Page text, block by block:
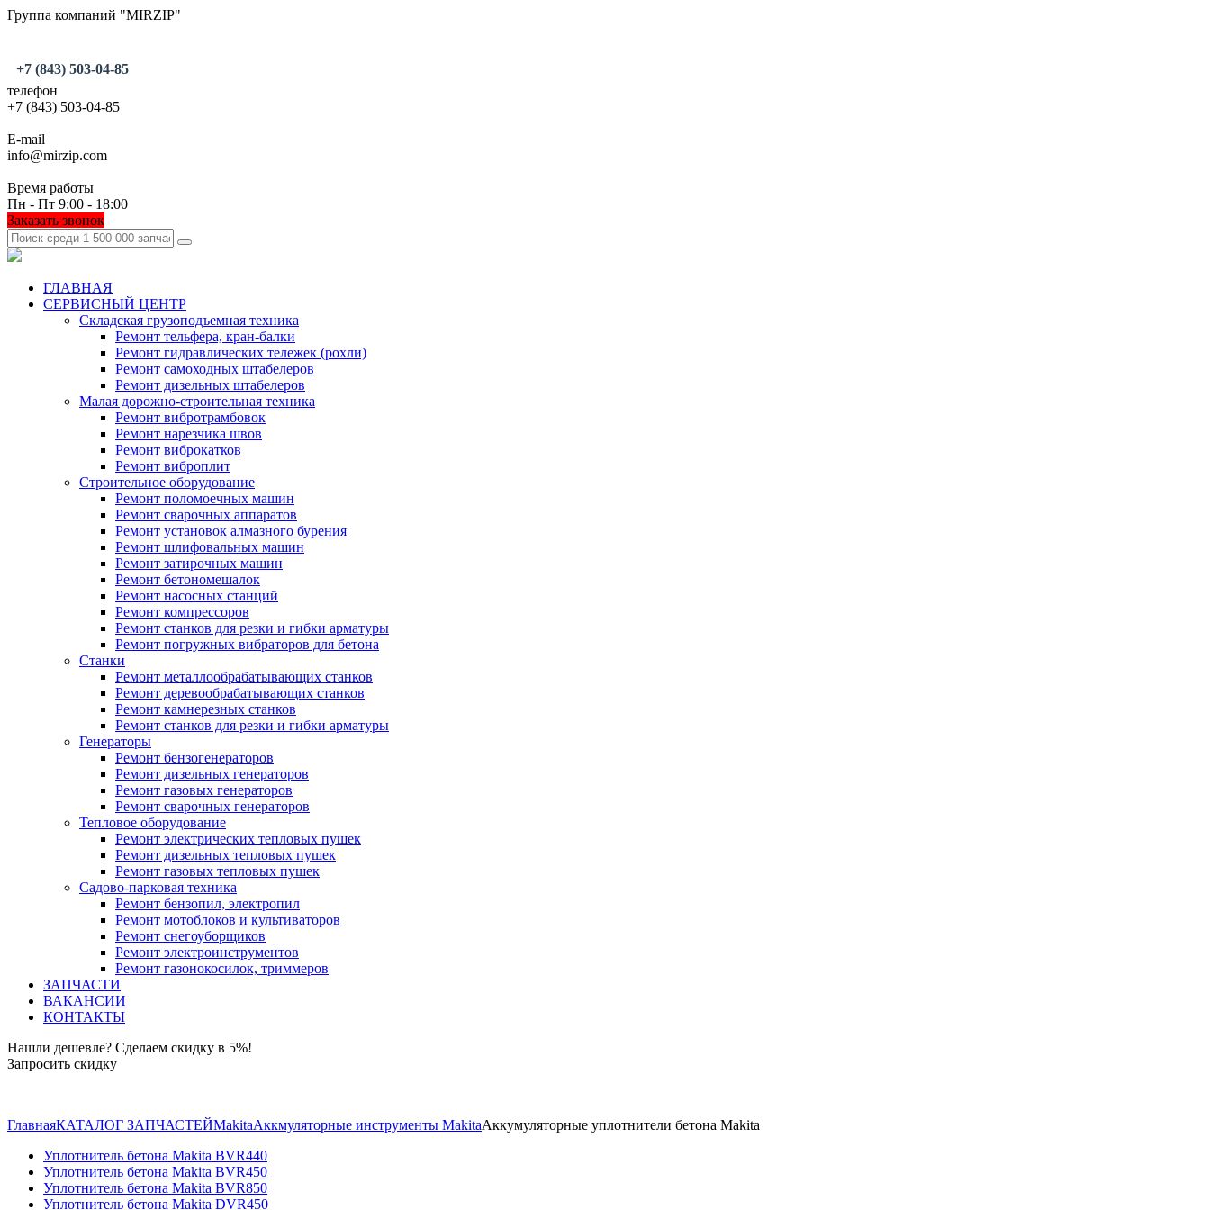
Группа компаний "MIRZIP"
+7 (843) 503-04-85
телефон
+7 (843) 503-04-85
E-mail
info@mirzip.com
Время работы
Пн - Пт 9:00 - 18:00
Заказать звонок
ГЛАВНАЯ
СЕРВИСНЫЙ ЦЕНТР
Складская грузоподъемная техника
Ремонт тельфера, кран-балки
Ремонт гидравлических тележек (рохли)
Ремонт самоходных штабелеров
Ремонт дизельных штабелеров
Малая дорожно-строительная техника
Ремонт вибротрамбовок
Ремонт нарезчика швов
Ремонт виброкатков
Ремонт виброплит
Строительное оборудование
Ремонт поломоечных машин
Ремонт сварочных аппаратов
Ремонт установок алмазного бурения
Ремонт шлифовальных машин
Ремонт затирочных машин
Ремонт бетономешалок
Ремонт насосных станций
Ремонт компрессоров
Ремонт станков для резки и гибки арматуры
Ремонт погружных вибраторов для бетона
Станки
Ремонт металлообрабатывающих станков
Ремонт деревообрабатывающих станков
Ремонт камнерезных станков
Ремонт станков для резки и гибки арматуры
Генераторы
Ремонт бензогенераторов
Ремонт дизельных генераторов
Ремонт газовых генераторов
Ремонт сварочных генераторов
Тепловое оборудование
Ремонт электрических тепловых пушек
Ремонт дизельных тепловых пушек
Ремонт газовых тепловых пушек
Садово-парковая техника
Ремонт бензопил, электропил
Ремонт мотоблоков и культиваторов
Ремонт снегоуборщиков
Ремонт электроинструментов
Ремонт газонокосилок, триммеров
ЗАПЧАСТИ
ВАКАНСИИ
КОНТАКТЫ
Нашли дешевле? Сделаем скидку в 5%!
Запросить скидку
ГлавнаяКАТАЛОГ ЗАПЧАСТЕЙMakitaАккмуляторные инструменты MakitaАккумуляторные уплотнители бетона Makita
Уплотнитель бетона Makita BVR440
Уплотнитель бетона Makita BVR450
Уплотнитель бетона Makita BVR850
Уплотнитель бетона Makita DVR450